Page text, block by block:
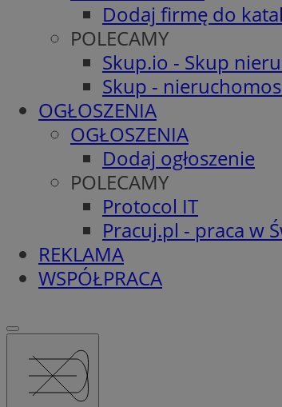
Dodaj firmę do
POLECAMY
Skup.io - Skup
Skup -
OGŁOSZENIA
OGŁOSZENIA
Dodaj ogłoszenie
POLECAMY
Protocol IT
Pracuj.pl - praca w
REKLAMA
WSPÓŁPRACA